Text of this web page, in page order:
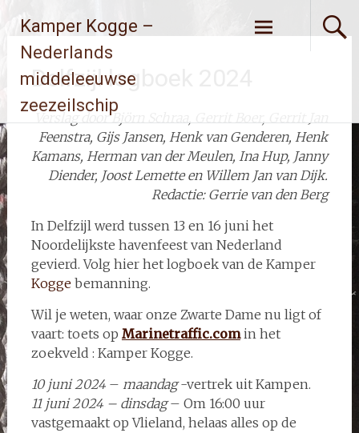
naarKamper Kogge –
Nederlands
middeleeuwse
zeezeilschip
Delfzijl logboek 2024
Verslag door Björn Schraa, Gerrit Boer, Gerrit Jan
Feenstra, Gijs Jansen, Henk van Genderen, Henk
Kamans, Herman van der Meulen, Ina Hup, Janny
Diender, Joost Lemette en Willem Jan van Dijk.
Redactie: Gerrie van den Berg
In Delfzijl werd tussen 13 en 16 juni het
Noordelijkste havenfeest van Nederland
gevierd. Volg hier het logboek van de Kamper
Koggebemanning.
Wil je weten, waar onze Zwarte Dame nu ligt of
vaart: toets op Marinetraffic.comin het
zoekveld : Kamper Kogge.
10 juni 2024– maandag-vertrek uit Kampen.
11 juni 2024 – dinsdag– Om 16:00 uur
vastgemaakt op Vlieland, helaas alles op de